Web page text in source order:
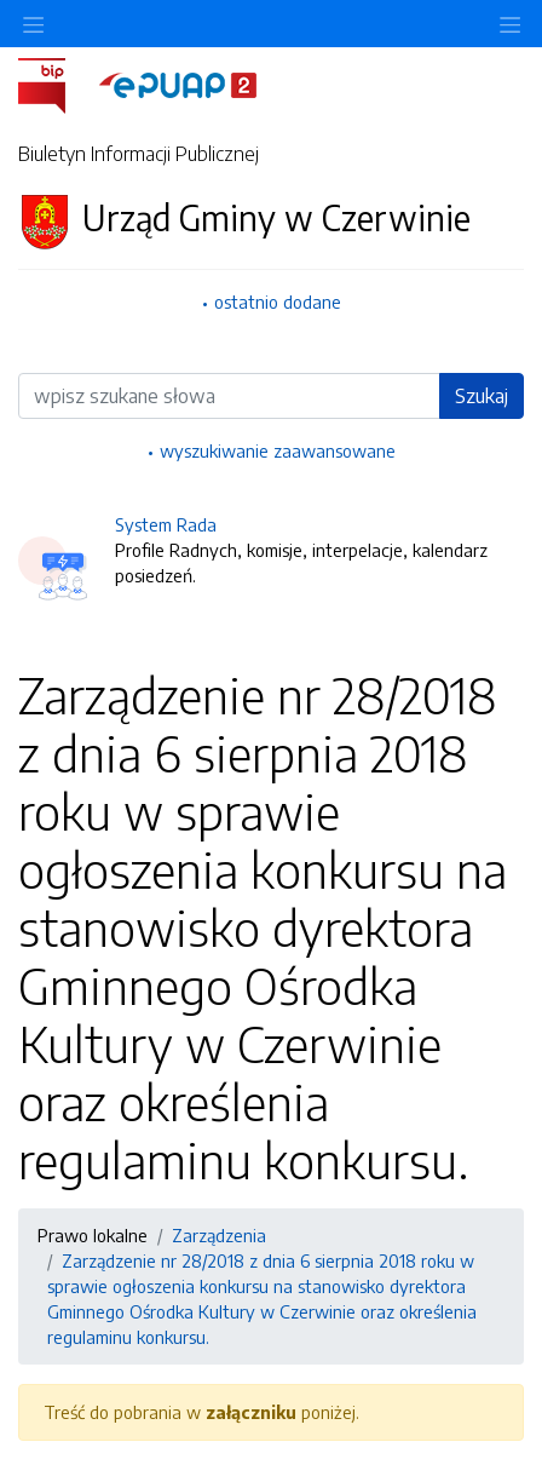
Biuletyn Informacji Publicznej
Urząd Gminy w Czerwinie
ostatnio dodane
Wyszukiwarka Szukaj
wyszukiwanie zaawansowane
System Rada
Profile Radnych, komisje, interpelacje, kalendarz
posiedzeń.
Zarządzenie nr 28/2018
z dnia 6 sierpnia 2018
roku w sprawie
ogłoszenia konkursu na
stanowisko dyrektora
Gminnego Ośrodka
Kultury w Czerwinie
oraz określenia
regulaminu konkursu.
Prawo lokalne
Zarządzenia
Zarządzenie nr 28/2018 z dnia 6 sierpnia 2018 roku w
sprawie ogłoszenia konkursu na stanowisko dyrektora
Gminnego Ośrodka Kultury w Czerwinie oraz określenia
regulaminu konkursu.
Treść do pobrania w załączniku poniżej.